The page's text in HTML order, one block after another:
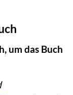
um das Buch